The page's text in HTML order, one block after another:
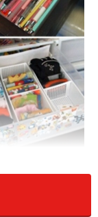
と決めておく